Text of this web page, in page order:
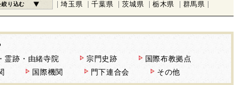
絞り込む 埼玉県 千葉県 茨城県 栃木県 群馬県
霊跡・由緒寺院 宗門史跡
国際布教拠点
国際機関 門下連合会 その他